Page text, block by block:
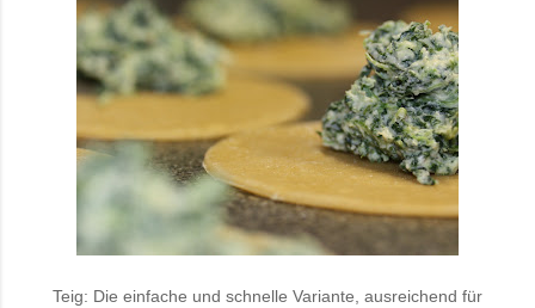
Teig: Die einfache und schnelle Variante, ausreichend für